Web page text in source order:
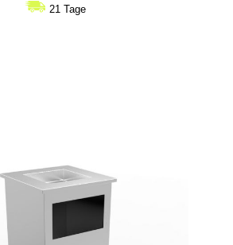
21 Tage
80l
Siehe mehr